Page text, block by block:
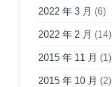
2022 年 3 月 (6)
2022 年 2 月 (14)
2015 年 11 月 (1)
2015 年 10 月 (2)